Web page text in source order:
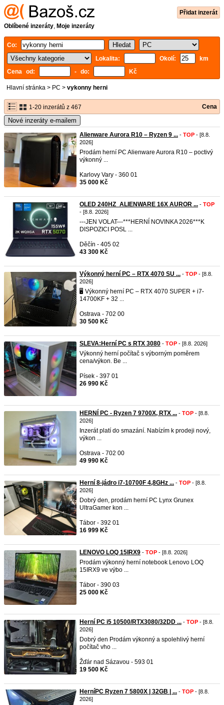
Přidat inzerát
Oblíbené inzeráty, Moje inzeráty
Co:
Lokalita:
Okolí:
km
Cena od:
- do: Kč
Hlavní stránka > PC > vykonny herni
1-20 inzerátů z 467 Cena
Nové inzeráty e-mailem
Alienware Aurora R10 – Ryzen 9 ... - TOP - [8.8.
2026]
Prodám herní PC Alienware Aurora R10 – poctivý
výkonný ...
Karlovy Vary - 360 01
35 000 Kč
OLED 240HZ_ALIENWARE 16X AUROR ... - TOP
- [8.8. 2026]
---JEN VOLAT---***HERNÍ NOVINKA 2026***K
DISPOZICI POSL ...
Děčín - 405 02
43 300 Kč
Výkonný herní PC – RTX 4070 SU ... - TOP - [8.8.
2026]
🖥️ Výkonný herní PC – RTX 4070 SUPER + i7-
14700KF + 32 ...
Ostrava - 702 00
30 500 Kč
SLEVA:Herní PC s RTX 3080 - TOP - [8.8. 2026]
Výkonný herní počítač s výborným poměrem
cena/výkon. Be ...
Písek - 397 01
26 990 Kč
HERNÍ PC - Ryzen 7 9700X, RTX ... - TOP - [8.8.
2026]
Inzerát platí do smazání. Nabízím k prodeji nový,
výkon ...
Ostrava - 702 00
49 990 Kč
Herní 8-jádro i7-10700F 4,8GHz ... - TOP - [8.8.
2026]
Dobrý den, prodám herní PC Lynx Grunex
UltraGamer kon ...
Tábor - 392 01
16 999 Kč
LENOVO LOQ 15IRX9 - TOP - [8.8. 2026]
Prodám výkonný herní notebook Lenovo LOQ
15IRX9 ve výbo ...
Tábor - 390 03
25 000 Kč
Herní PC i5 10500/RTX3080/32DD ... - TOP - [8.8.
2026]
Dobrý den Prodám výkonný a spolehlivý herní
počítač vho ...
Žďár nad Sázavou - 593 01
19 500 Kč
HerníPC Ryzen 7 5800X | 32GB | ... - TOP - [8.8.
2026]